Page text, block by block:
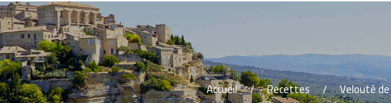
Accueil Recettes Velouté